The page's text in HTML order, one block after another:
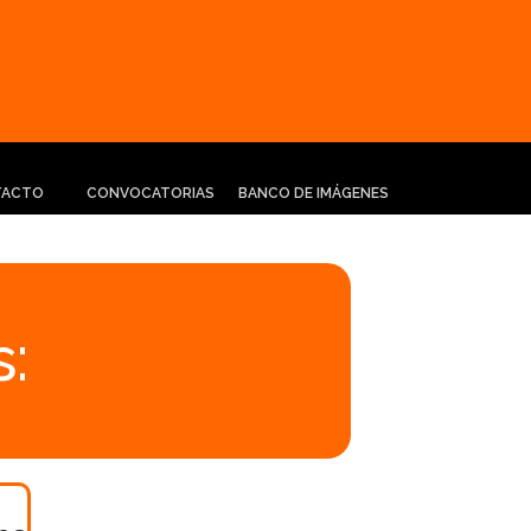
CONVOCATORIAS BANCO DE IMÁGENES